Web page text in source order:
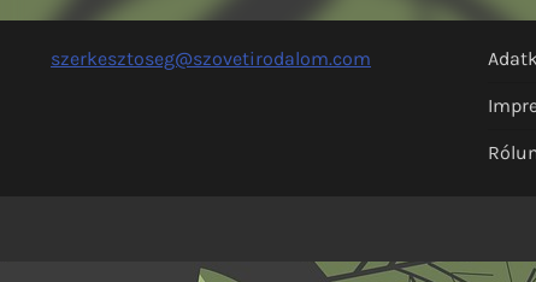
szerkesztoseg@szovetirodalom.com